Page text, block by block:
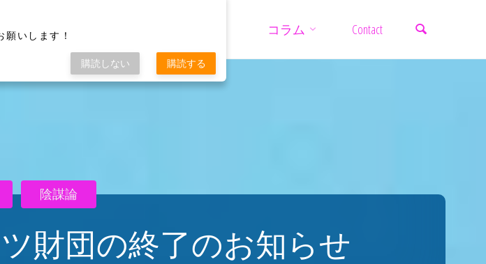
ツ
へ
コラム Contact
財団の終了のお知らせ
陰謀論
いします！
購読しない 購読する